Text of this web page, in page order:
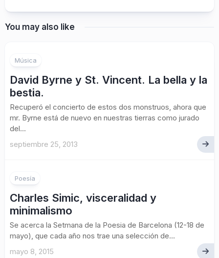
You may also like
Música
David Byrne y St. Vincent. La bella y la
bestia.
Recuperó el concierto de estos dos monstruos, ahora que
mr. Byrne está de nuevo en nuestras tierras como jurado
del...
septiembre 25, 2013
Poesía
Charles Simic, visceralidad y
minimalismo
Se acerca la Setmana de la Poesia de Barcelona (12-18 de
mayo), que cada año nos trae una selección de...
mayo 8, 2015